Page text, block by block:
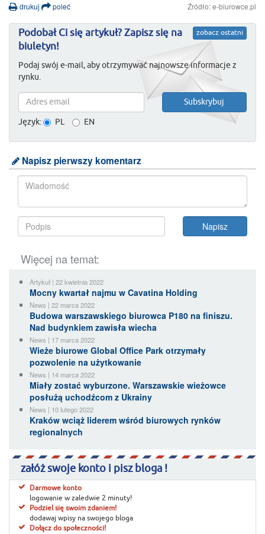
drukuj poleć Źródło: e-biurowce.pl
zobacz ostatni
Podobał Ci się artykuł? Zapisz się na
biuletyn!
Podaj swój e-mail, aby otrzymywać najnowsze informacje z
rynku.
Język: PL EN
Napisz pierwszy komentarz
Więcej na temat:
Artykuł | 22 kwietnia 2022
Mocny kwartał najmu w Cavatina Holding
News | 22 marca 2022
Budowa warszawskiego biurowca P180 na finiszu.
Nad budynkiem zawisła wiecha
News | 17 marca 2022
Wieże biurowe Global Office Park otrzymały
pozwolenie na użytkowanie
News | 14 marca 2022
Miały zostać wyburzone. Warszawskie wieżowce
posłużą uchodźcom z Ukrainy
News | 10 lutego 2022
Kraków wciąż liderem wśród biurowych rynków
regionalnych
załóż swoje konto i pisz bloga !
Darmowe konto
logowanie w zaledwie 2 minuty!
Podziel się swoim zdaniem!
dodawaj wpisy na swojego bloga
Dołącz do społeczności!